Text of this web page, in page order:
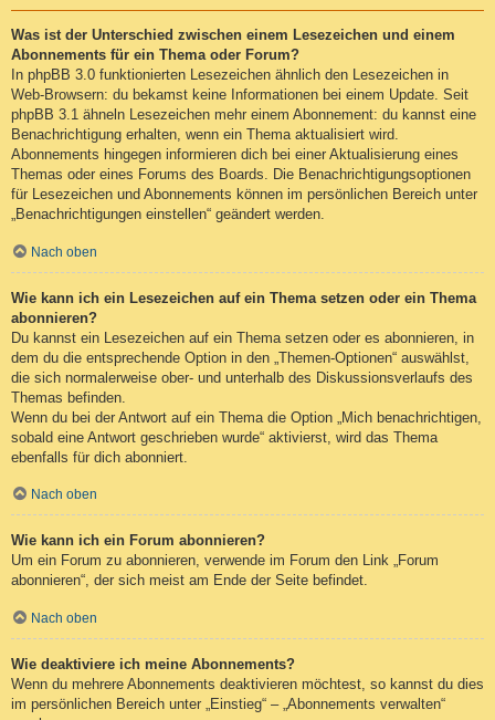
Was ist der Unterschied zwischen einem Lesezeichen und einem
Abonnements für ein Thema oder Forum?
In phpBB 3.0 funktionierten Lesezeichen ähnlich den Lesezeichen in
Web-Browsern: du bekamst keine Informationen bei einem Update. Seit
phpBB 3.1 ähneln Lesezeichen mehr einem Abonnement: du kannst eine
Benachrichtigung erhalten, wenn ein Thema aktualisiert wird.
Abonnements hingegen informieren dich bei einer Aktualisierung eines
Themas oder eines Forums des Boards. Die Benachrichtigungsoptionen
für Lesezeichen und Abonnements können im persönlichen Bereich unter
„Benachrichtigungen einstellen“ geändert werden.
Nach oben
Wie kann ich ein Lesezeichen auf ein Thema setzen oder ein Thema
abonnieren?
Du kannst ein Lesezeichen auf ein Thema setzen oder es abonnieren, in
dem du die entsprechende Option in den „Themen-Optionen“ auswählst,
die sich normalerweise ober- und unterhalb des Diskussionsverlaufs des
Themas befinden.
Wenn du bei der Antwort auf ein Thema die Option „Mich benachrichtigen,
sobald eine Antwort geschrieben wurde“ aktivierst, wird das Thema
ebenfalls für dich abonniert.
Nach oben
Wie kann ich ein Forum abonnieren?
Um ein Forum zu abonnieren, verwende im Forum den Link „Forum
abonnieren“, der sich meist am Ende der Seite befindet.
Nach oben
Wie deaktiviere ich meine Abonnements?
Wenn du mehrere Abonnements deaktivieren möchtest, so kannst du dies
im persönlichen Bereich unter „Einstieg“ – „Abonnements verwalten“